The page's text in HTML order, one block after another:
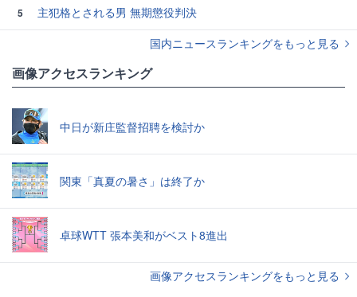
5
主犯格とされる男 無期懲役判決
国内ニュースランキングをもっと見る
画像アクセスランキング
中日が新庄監督招聘を検討か
関東「真夏の暑さ」は終了か
卓球WTT 張本美和がベスト8進出
画像アクセスランキングをもっと見る